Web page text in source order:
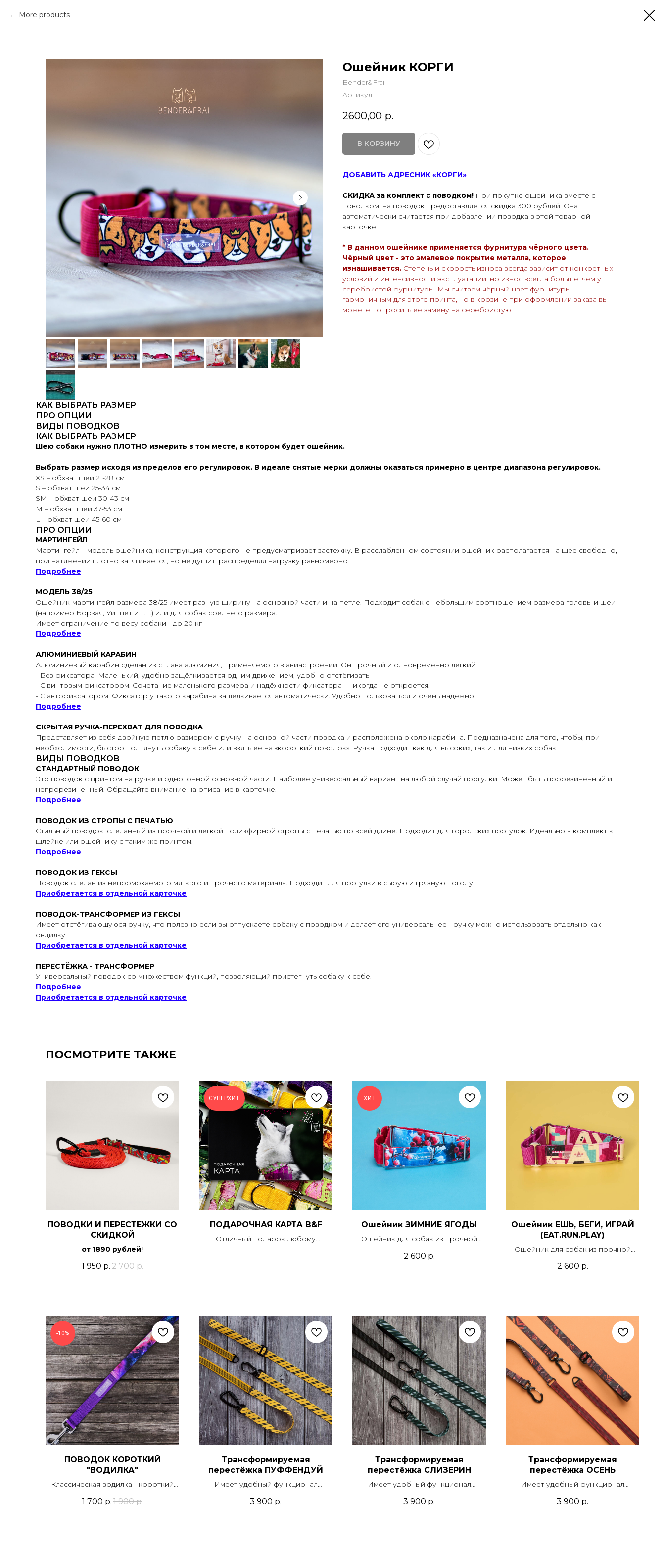
More products
Ошейник КОРГИ
Bender&Frai
Артикул:
2600,00 р.
В КОРЗИНУ
ДОБАВИТЬ АДРЕСНИК «КОРГИ»
СКИДКА за комплект с поводком! При покупке ошейника вместе с
поводком, на поводок предоставляется скидка 300 рублей! Она
автоматически считается при добавлении поводка в этой товарной
карточке.
* В данном ошейнике применяется фурнитура чёрного цвета.
Чёрный цвет - это эмалевое покрытие металла, которое
изнашивается. Степень и скорость износа всегда зависит от конкретных
условий и интенсивности эксплуатации, но износ всегда больше, чем у
серебристой фурнитуры. Мы считаем чёрный цвет фурнитуры
гармоничным для этого принта, но в корзине при оформлении заказа вы
можете попросить её замену на серебристую.
КАК ВЫБРАТЬ РАЗМЕР
ПРО ОПЦИИ
ВИДЫ ПОВОДКОВ
КАК ВЫБРАТЬ РАЗМЕР
Шею собаки нужно ПЛОТНО измерить в том месте, в котором будет ошейник.
Выбрать размер исходя из пределов его регулировок. В идеале снятые мерки должны оказаться примерно в центре диапазона регулировок.
XS – обхват шеи 21-28 см
S – обхват шеи 25-34 см
SМ – обхват шеи 30-43 см
M – обхват шеи 37-53 см
L – обхват шеи 45-60 см
ПРО ОПЦИИ
МАРТИНГЕЙЛ
Мартингейл – модель ошейника, конструкция которого не предусматривает застежку. В расслабленном состоянии ошейник располагается на шее свободно,
при натяжении плотно затягивается, но не душит, распределяя нагрузку равномерно
Подробнее
МОДЕЛЬ 38/25
Ошейник-мартингейл размера 38/25 имеет разную ширину на основной части и на петле. Подходит собак с небольшим соотношением размера головы и шеи
(например Борзая, Уиппет и т.п.) или для собак среднего размера.
Имеет ограничение по весу собаки - до 20 кг
Подробнее
АЛЮМИНИЕВЫЙ КАРАБИН
Алюминиевый карабин сделан из сплава алюминия, применяемого в авиастроении. Он прочный и одновременно лёгкий.
- Без фиксатора. Маленький, удобно защёлкивается одним движением, удобно отстёгивать
- С винтовым фиксатором. Сочетание маленького размера и надёжности фиксатора - никогда не откроется.
- С автофиксатором. Фиксатор у такого карабина защёлкивается автоматически. Удобно пользоваться и очень надёжно.
Подробнее
СКРЫТАЯ РУЧКА-ПЕРЕХВАТ ДЛЯ ПОВОДКА
Представляет из себя двойную петлю размером с ручку на основной части поводка и расположена около карабина. Предназначена для того, чтобы, при
необходимости, быстро подтянуть собаку к себе или взять её на «короткий поводок». Ручка подходит как для высоких, так и для низких собак.
ВИДЫ ПОВОДКОВ
СТАНДАРТНЫЙ ПОВОДОК
Это поводок с принтом на ручке и однотонной основной части. Наиболее универсальный вариант на любой случай прогулки. Может быть прорезиненный и
непрорезиненный. Обращайте внимание на описание в карточке.
Подробнее
ПОВОДОК ИЗ СТРОПЫ С ПЕЧАТЬЮ
Стильный поводок, сделанный из прочной и лёгкой полиэфирной стропы с печатью по всей длине. Подходит для городских прогулок. Идеально в комплект к
шлейке или ошейнику с таким же принтом.
Подробнее
ПОВОДОК ИЗ ГЕКСЫ
Поводок сделан из непромокаемого мягкого и прочного материала. Подходит для прогулки в сырую и грязную погоду.
Приобретается в отдельной карточке
ПОВОДОК-ТРАНСФОРМЕР ИЗ ГЕКСЫ
Имеет отстёгивающуюся ручку, что полезно если вы отпускаете собаку с поводком и делает его универсальнее - ручку можно использовать отдельно как
овдилку
Приобретается в отдельной карточке
ПЕРЕСТЁЖКА - ТРАНСФОРМЕР
Универсальный поводок со множеством функций, позволяющий пристегнуть собаку к себе.
Подробнее
Приобретается в отдельной карточке
ПОСМОТРИТЕ ТАКЖЕ
ПОВОДКИ И ПЕРЕСТЕЖКИ СО
СКИДКОЙ
от 1890 рублей!
1 950 р.2 700 р.
СУПЕРХИТ
ПОДАРОЧНАЯ КАРТА B&F
Отличный подарок любому
ХИТ
Ошейник ЗИМНИЕ ЯГОДЫ
Ошейник для собак из прочной
усилением и подложкой из стропы.
2 600 р.
Ошейник ЕШЬ, БЕГИ, ИГРАЙ
(EAT.RUN.PLAY)
Ошейник для собак из прочной
усилением и подложкой из стропы.
2 600 р.
-10%
ПОВОДОК КОРОТКИЙ
"ВОДИЛКА"
Классическая водилка - короткий
мягкой подкладкой ручки.
1 700 р.1 900 р.
Трансформируемая
перестёжка ПУФФЕНДУЙ
Имеет удобный функционал
поводка со скрытой ручкой.
3 900 р.
Трансформируемая
перестёжка СЛИЗЕРИН
Имеет удобный функционал
поводка со скрытой ручкой.
3 900 р.
Трансформируемая
перестёжка ОСЕНЬ
Имеет удобный функционал
поводка со скрытой ручкой.
3 900 р.